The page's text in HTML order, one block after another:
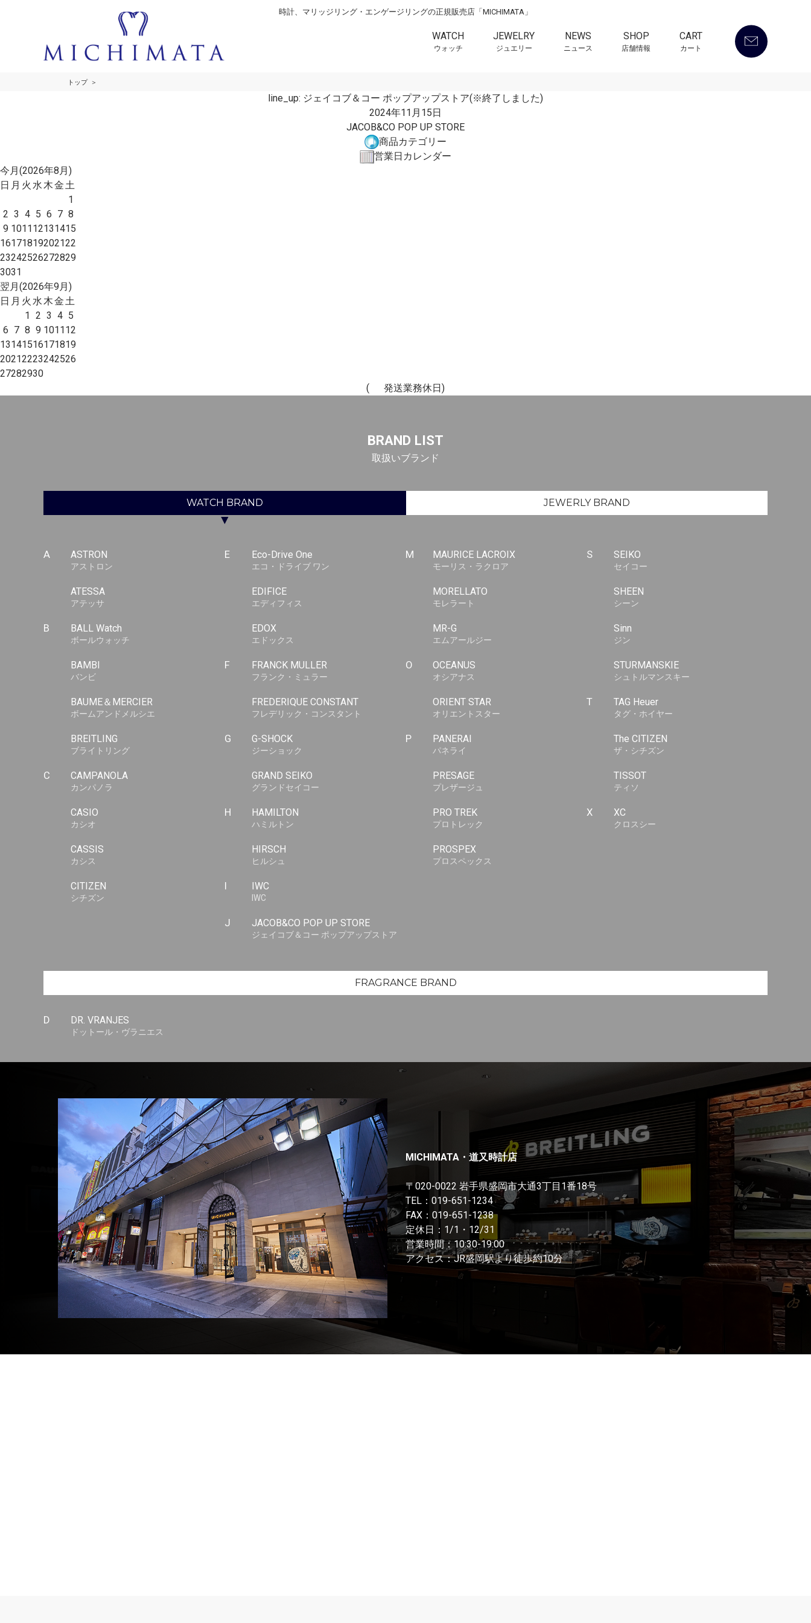
時計、マリッジリング・エンゲージリングの正規販売店「MICHIMATA」
WATCH
ウォッチ
JEWELRY
ジュエリー
NEWS
ニュース
SHOP
店舗情報
CART
カート
トップ
line_up: ジェイコブ＆コー ポップアップストア(※終了しました)
2024年11月15日
JACOB&CO POP UP STORE
商品カテゴリー
営業日カレンダー
今月(2026年8月)
日 月 火 水木金土
1
2 3 4 5 6 7 8
9 101112131415
16171819202122
23242526272829
3031
翌月(2026年9月)
日 月 火 水木金土
1 2 3 4 5
6 7 8 9 101112
13141516171819
20212223242526
27282930
(
発送業務休日)
BRAND LIST
取扱いブランド
WATCH BRAND JEWERLYBRAND
▼
A ASTRON
アストロン
ATESSA
アテッサ
B BALL Watch
ボールウォッチ
BAMBI
バンビ
BAUME＆MERCIER
ボームアンドメルシエ
BREITLING
ブライトリング
C CAMPANOLA
カンパノラ
CASIO
カシオ
CASSIS
カシス
CITIZEN
シチズン
E Eco-Drive One
エコ・ドライブ ワン
EDIFICE
エディフィス
EDOX
エドックス
F FRANCK MULLER
フランク・ミュラー
FREDERIQUE CONSTANT
フレデリック・コンスタント
G G-SHOCK
ジーショック
GRAND SEIKO
グランドセイコー
H HAMILTON
ハミルトン
HIRSCH
ヒルシュ
I IWC
IWC
J JACOB&CO POP UP STORE
ジェイコブ＆コー ポップアップストア
M MAURICE LACROIX
モーリス・ラクロア
MORELLATO
モレラート
MR-G
エムアールジー
O OCEANUS
オシアナス
ORIENT STAR
オリエントスター
P PANERAI
パネライ
PRESAGE
プレザージュ
PRO TREK
プロトレック
PROSPEX
プロスペックス
S SEIKO
セイコー
SHEEN
シーン
Sinn
ジン
STURMANSKIE
シュトルマンスキー
T TAG Heuer
タグ・ホイヤー
The CITIZEN
ザ・シチズン
TISSOT
ティソ
X XC
クロスシー
FRAGRANCE BRAND
D DR. VRANJES
ドットール・ヴラニエス
MICHIMATA・道又時計店
〒020-0022 岩手県盛岡市大通3丁目1番18号
TEL： 019-651-1234
FAX：019-651-1238
定休日：1/1・12/31
営業時間：10:30-19:00
アクセス：JR盛岡駅より徒歩約10分